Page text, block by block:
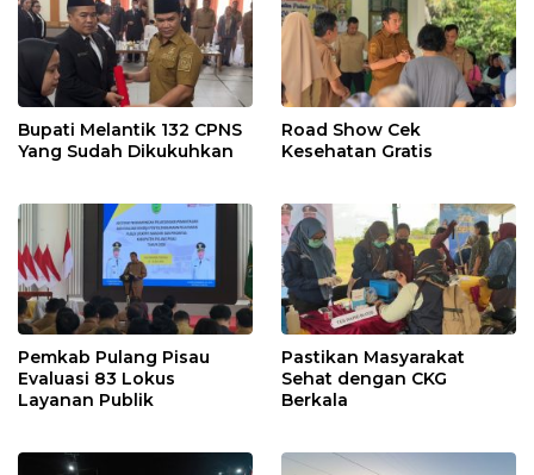
Bupati Melantik 132 CPNS
Yang Sudah Dikukuhkan
Road Show Cek
Kesehatan Gratis
Pemkab Pulang Pisau
Evaluasi 83 Lokus
Layanan Publik
Pastikan Masyarakat
Sehat dengan CKG
Berkala